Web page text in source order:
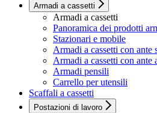
Armadi a cassetti
Armadi a cassetti
Panoramica dei prodotti
Stazionari e mobile
Armadi a cassetti con ante
Armadi a cassetti con ante
Armadi pensili
Carrello per utensili
Scaffali a cassetti
Postazioni di lavoro